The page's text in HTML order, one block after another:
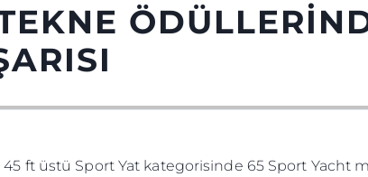
45 ft üstü Sport Yat kategorisinde 65 Sport Yacht